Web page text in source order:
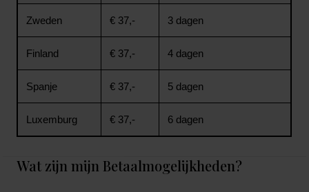
Zweden € 37,- 3 dagen
Finland € 37,- 4 dagen
Spanje € 37,- 5 dagen
Luxemburg € 37,- 6 dagen
Wat zijn mijn Betaalmogelijkheden?